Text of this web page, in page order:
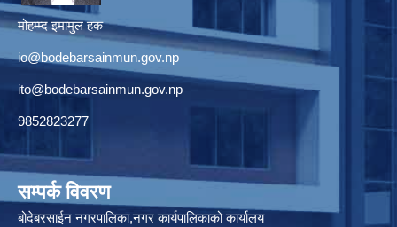
मोहम्म्द इमामुल हक
io@bodebarsainmun.gov.np
ito@bodebarsainmun.gov.np
9852823277
सम्पर्क विवरण
बोदेबरसाईन नगरपालिका,नगर कार्यपालिकाको कार्यालय